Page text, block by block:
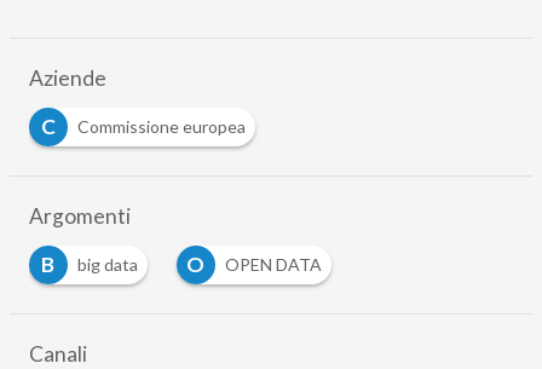
Aziende
C
Commissione europea
Argomenti
B
big data O OPEN DATA
Canali